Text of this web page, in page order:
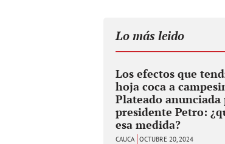
Lo más leido
Los efectos que
hoja coca a
Plateado anunciada
presidente Petro:
esa medida?
CAUCA OCTUBRE 20, 2024